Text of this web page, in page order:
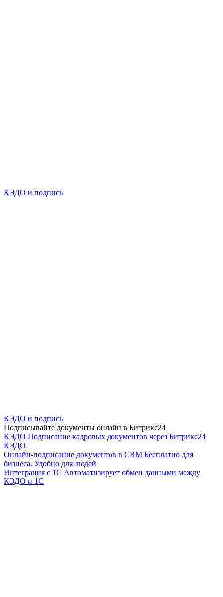
КЭДО и подпись
КЭДО и подпись
Подписывайте документы онлайн в Битрикс24
КЭДО Подписание кадровых документов через Битрикс24
КЭДО
Онлайн-подписание документов в CRM Бесплатно для
бизнеса. Удобно для людей
Интеграция с 1С Автоматизирует обмен данными между
КЭДО и 1С